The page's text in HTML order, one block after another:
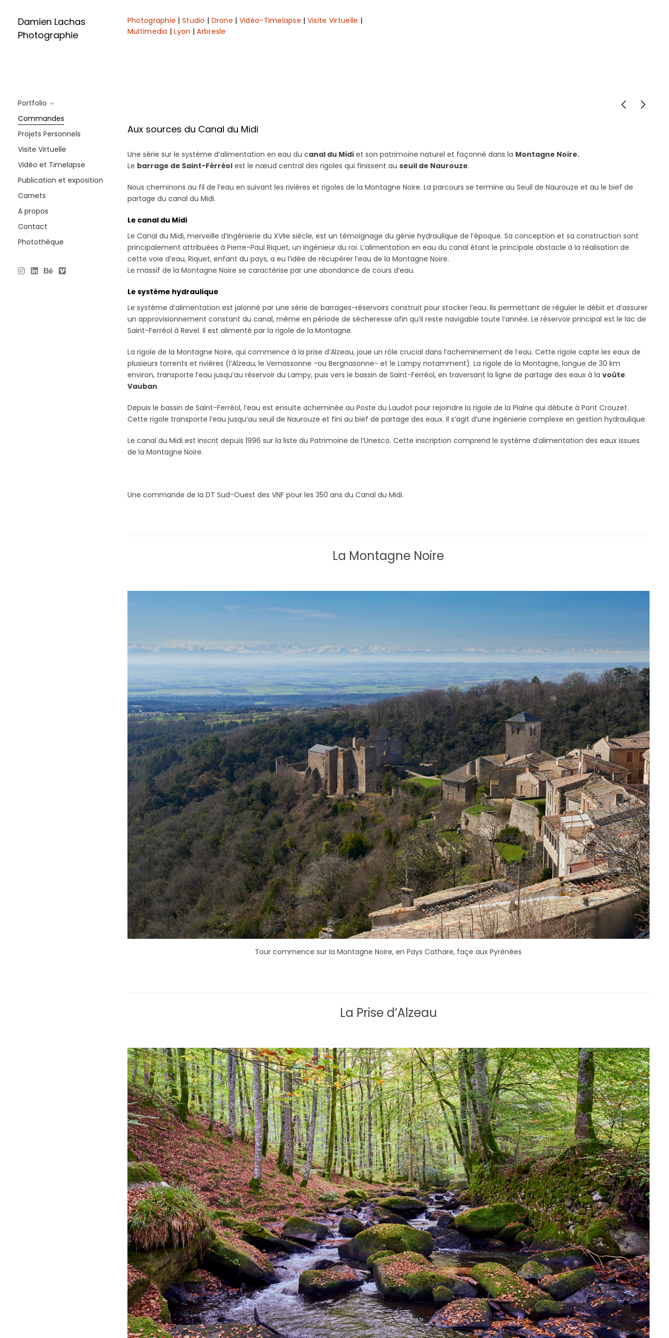
Damien Lachas
Photographie
Photographie |Studio | Drone | Vidéo-Timelapse | Visite Virtuelle |
Multimedia |Lyon |Arbresle
Portfolio
Commandes
Projets Personnels
Visite Virtuelle
Vidéo et Timelapse
Publication et exposition
Carnets
A propos
Contact
Photothèque
Aux sources du Canal du Midi
Une série sur le système d’alimentation en eau du canal du Midiet son patrimoine naturel et façonné dans la Montagne Noire.
Le barrage de Saint-Férréolest le nœud central des rigoles qui finissent au seuil de Naurouze.
Nous cheminons au fil de l’eau en suivant les rivières et rigoles de la Montagne Noire. La parcours se termine au Seuil de Naurouze et au le bief de
partage du canal du Midi.
Le canal du Midi
Le Canal du Midi, merveille d’ingénierie du XVIIe siècle, est un témoignage du génie hydraulique de l’époque. Sa conception et sa construction sont
principalement attribuées à Pierre-Paul Riquet, un ingénieur du roi. L’alimentation en eau du canal étant le principale obstacle à la réalisation de
cette voie d’eau, Riquet, enfant du pays, a eu l’idée de récupérer l’eau de la Montagne Noire.
Le massif de la Montagne Noire se caractérise par une abondance de cours d’eau.
Le système hydraulique
Le système d’alimentation est jalonné par une série de barrages-réservoirs construit pour stocker l’eau. Ils permettant de réguler le débit et d’assurer
un approvisionnement constant du canal, même en période de sécheresse afin qu’il reste navigable toute l’année. Le réservoir principal est le lac de
Saint-Ferréol à Revel. Il est alimenté par la rigole de la Montagne.
La rigole de la Montagne Noire, qui commence à la prise d’Alzeau, joue un rôle crucial dans l’acheminement de l’eau. Cette rigole capte les eaux de
plusieurs torrents et rivières (l’Alzeau, le Vernassonne -ou Bergnasonne- et le Lampy notamment). La rigole de la Montagne, longue de 30 km
environ, transporte l’eau jusqu’au réservoir du Lampy, puis vers le bassin de Saint-Ferréol, en traversant la ligne de partage des eaux à la voûte
Vauban.
Depuis le bassin de Saint-Ferréol, l’eau est ensuite acheminée au Poste du Laudot pour rejoindre la rigole de la Plaine qui débute à Pont Crouzet.
Cette rigole transporte l’eau jusqu’au seuil de Naurouze et fini au bief de partage des eaux. Il s’agit d’une ingénierie complexe en gestion hydraulique.
Le canal du Midi est inscrit depuis 1996 sur la liste du Patrimoine de l’Unesco. Cette inscription comprend le système d’alimentation des eaux issues
de la Montagne Noire.
Une commande de la DT Sud-Ouest des VNF pour les 350 ans du Canal du Midi.
La Montagne Noire
Tour commence sur la Montagne Noire, en Pays Cathare, façe aux Pyrénées
La Prise d’Alzeau